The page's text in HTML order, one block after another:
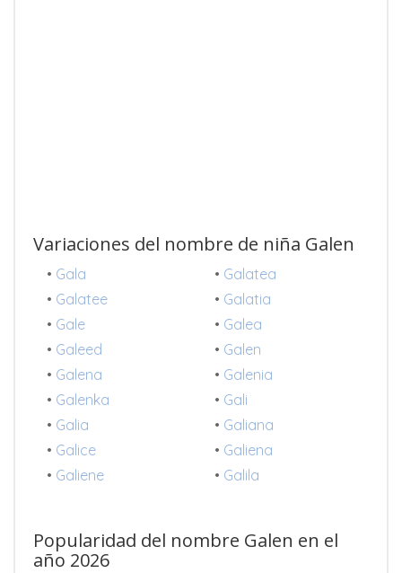
Variaciones del nombre de niña Galen
• Gala • Galatea
• Galatee • Galatia
• Gale • Galea
• Galeed • Galen
• Galena • Galenia
• Galenka • Gali
• Galia • Galiana
• Galice • Galiena
• Galiene • Galila
Popularidad del nombre Galen en el
año 2026